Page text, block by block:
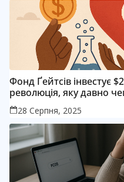
Фонд Ґейтсів інвестує
революція, яку давно
28 Серпня, 2025